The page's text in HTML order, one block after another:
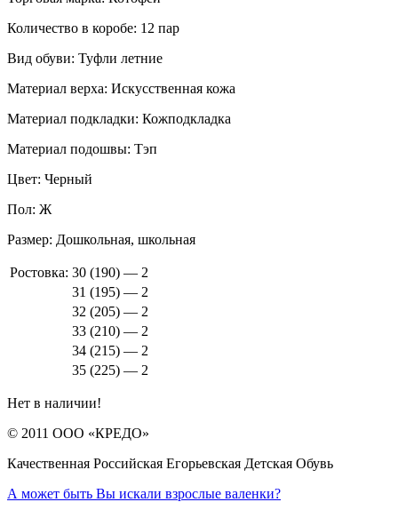
Количество в коробе: 12 пар
Вид обуви: Туфли летние
Материал верха: Искусственная кожа
Материал подкладки: Кожподкладка
Материал подошвы: Тэп
Цвет: Черный
Пол: Ж
Размер: Дошкольная, школьная
Ростовка: 30 (190) — 2
31 (195) — 2
32 (205) — 2
33 (210) — 2
34 (215) — 2
35 (225) — 2
Нет в наличии!
© 2011 ООО «КРЕДО»
Качественная Российская Егорьевская Детская Обувь
А может быть Вы искали взрослые валенки?